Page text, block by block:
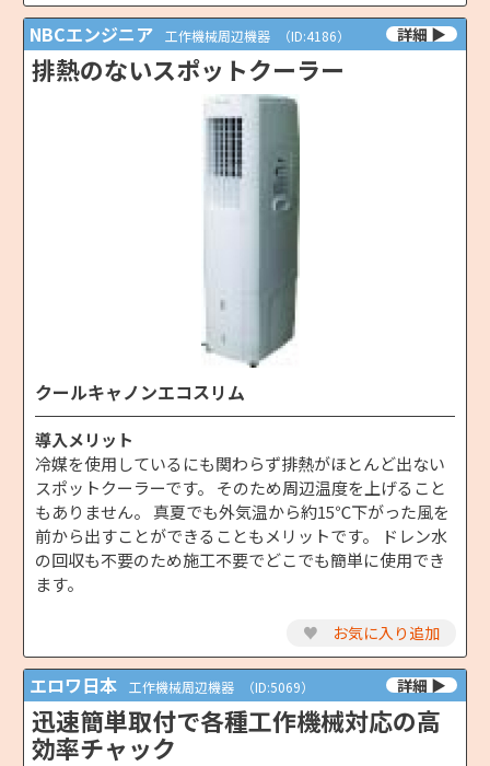
NBCエンジニア 工作機械周辺機器 （ID:4186）
排熱のないスポットクーラー
クールキャノンエコスリム
導入メリット
冷媒を使用しているにも関わらず排熱がほとんど出ない
スポットクーラーです。 そのため周辺温度を上げること
もありません。 真夏でも外気温から約15℃下がった風を
前から出すことができることもメリットです。 ドレン水
の回収も不要のため施工不要でどこでも簡単に使用でき
ます。
♥ お気に入り追加
エロワ日本 工作機械周辺機器 （ID:5069）
迅速簡単取付で各種工作機械対応の高
効率チャック